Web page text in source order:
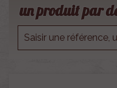
un produit par